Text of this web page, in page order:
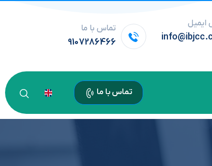
ایمیل تماس با ما
9107286466
تماس با ما